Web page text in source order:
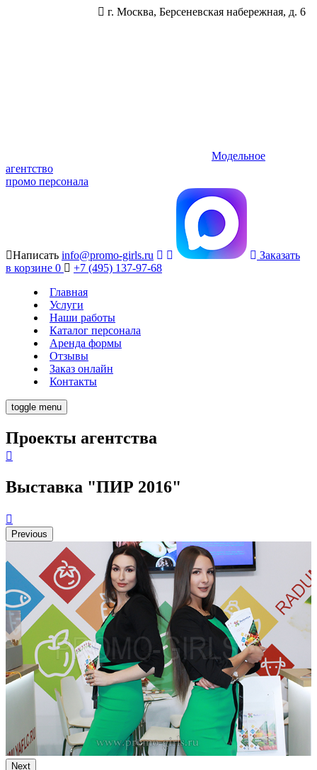
г. Москва, Берсеневская набережная, д. 6
Модельное
агентство
промо персонала
Написать info@promo-girls.ru
Заказать
в корзине 0
+7 (495) 137-97-68
Главная
Услуги
Наши работы
Каталог персонала
Аренда формы
Отзывы
Заказ онлайн
Контакты
toggle menu
Проекты агентства
Выставка "ПИР 2016"
Previous
Next